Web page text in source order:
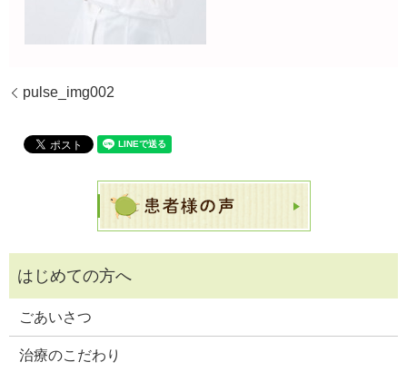
pulse_img002
ごあいさつ
治療のこだわり